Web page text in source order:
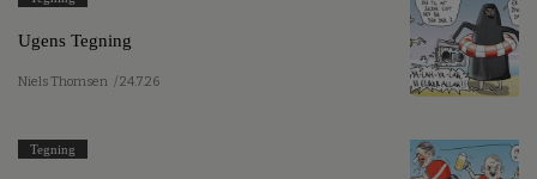
Ugens Tegning
Niels Thomsen / 24.7.26
Tegning